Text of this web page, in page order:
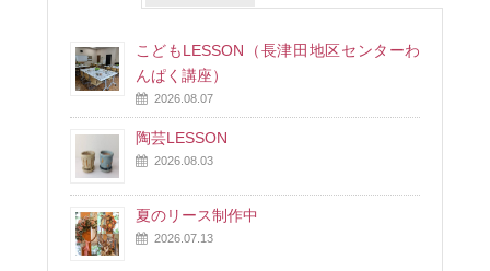
こどもLESSON（長津田地区センターわ
んぱく講座）
2026.08.07
陶芸LESSON
2026.08.03
夏のリース制作中
2026.07.13